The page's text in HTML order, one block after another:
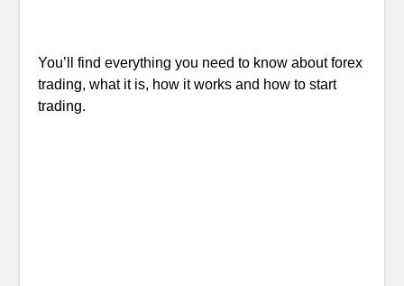
You’ll find everything you need to know about forex
trading, what it is, how it works and how to start
trading.